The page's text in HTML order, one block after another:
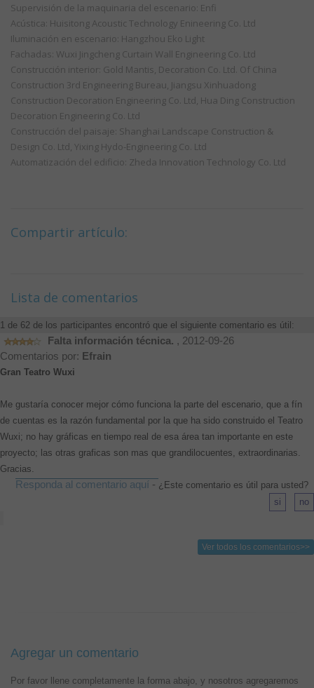
Supervisión de la maquinaria del escenario: Enfi
Acústica: Huisitong Acoustic Technology Enineering Co. Ltd
Iluminación en escenario: Hangzhou Eko Light
Fachadas: Wuxi Jingcheng Curtain Wall Engineering Co. Ltd
Construcción interior: Gold Mantis, Decoration Co. Ltd. Of China
Construction 3rd Engineering Bureau, Jiangsu Xinhuadong
Construction Decoration Engineering Co. Ltd, Hua Ding Construction
Decoration Engineering Co. Ltd
Construcción del paisaje: Shanghai Landscape Construction &
Design Co. Ltd, Yixing Hydo-Engineering Co. Ltd
Automatización del edificio: Zheda Innovation Technology Co. Ltd
Compartir artículo:
Lista de comentarios
1 de 62 de los participantes encontró que el siguiente comentario es útil:
Falta información técnica. , 2012-09-26
Comentarios por: Efrain
Gran Teatro Wuxi
Me gustaría conocer mejor cómo funciona la parte del escenario, que a fín
de cuentas es la razón fundamental por la que ha sido construido el Teatro
Wuxi; no hay gráficas en tiempo real de esa área tan importante en este
proyecto; las otras graficas son mas que grandilocuentes, extraordinarias.
Gracias.
Responda al comentario aquí - ¿Este comentario es útil para usted?
Ver todos los comentarios>>
Agregar un comentario
Por favor llene completamente la forma abajo, y nosotros agregaremos